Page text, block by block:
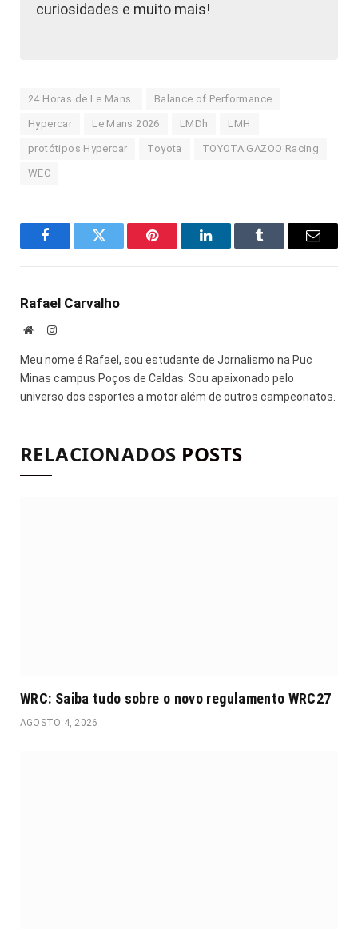
curiosidades e muito mais!
24 Horas de Le Mans. Balance of Performance
Hypercar Le Mans 2026 LMDh LMH
protótipos Hypercar Toyota TOYOTA GAZOO Racing
WEC
FacebookTwitter Pinterest LinkedInTumblr
E-
Rafael Carvalho
Site Instagram
Meu nome é Rafael, sou estudante de Jornalismo na Puc
Minas campus Poços de Caldas. Sou apaixonado pelo
universo dos esportes a motor além de outros campeonatos.
RELACIONADOS POSTS
WRC: Saiba tudo sobre o novo regulamento WRC27
AGOSTO 4, 2026